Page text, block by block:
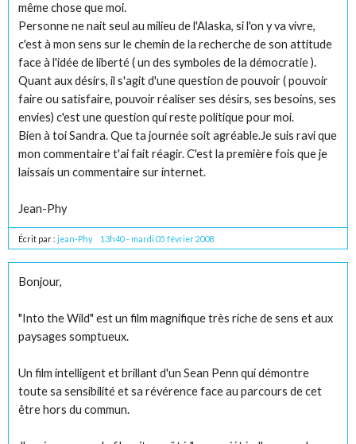
même chose que moi.
Personne ne nait seul au milieu de l'Alaska, si l'on y va vivre,
c'est à mon sens sur le chemin de la recherche de son attitude
face à l'idée de liberté ( un des symboles de la démocratie ).
Quant aux désirs, il s'agit d'une question de pouvoir ( pouvoir
faire ou satisfaire, pouvoir réaliser ses désirs, ses besoins, ses
envies) c'est une question qui reste politique pour moi.
Bien à toi Sandra. Que ta journée soit agréable.Je suis ravi que
mon commentaire t'ai fait réagir. C'est la première fois que je
laissais un commentaire sur internet.
Jean-Phy
Écrit par :jean-Phy 13h40- mardi 05 février 2008
Bonjour,
"Into the Wild" est un film magnifique très riche de sens et aux
paysages somptueux.
Un film intelligent et brillant d'un Sean Penn qui démontre
toute sa sensibilité et sa révérence face au parcours de cet
être hors du commun.